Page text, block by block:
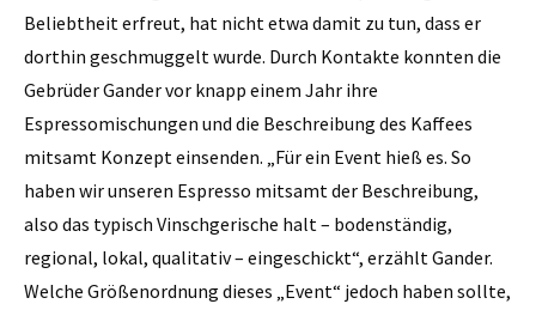
Beliebtheit erfreut, hat nicht etwa damit zu tun, dass er
dorthin geschmuggelt wurde. Durch Kontakte konnten die
Gebrüder Gander vor knapp einem Jahr ihre
Espressomischungen und die Beschreibung des Kaffees
mitsamt Konzept einsenden. „Für ein Event hieß es. So
haben wir unseren Espresso mitsamt der Beschreibung,
also das typisch Vinschgerische halt – bodenständig,
regional, lokal, qualitativ – eingeschickt“, erzählt Gander.
Welche Größenordnung dieses „Event“ jedoch haben sollte,